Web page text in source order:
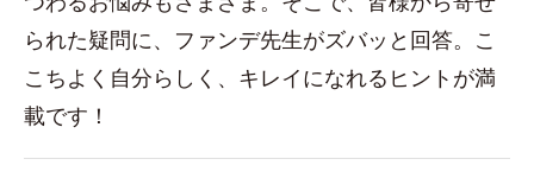
られた疑問に、ファンデ先生がズバッと回答。こ
こちよく自分らしく、キレイになれるヒントが満
載です！